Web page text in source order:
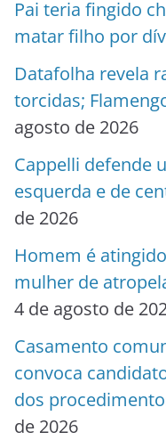
Pai teria fingido
matar filho por
Datafolha revela
torcidas;
agosto de 2026
Cappelli defende
esquerda e de
de 2026
Homem é
mulher de
4 de agosto de
Casamento
convoca
dos
de 2026